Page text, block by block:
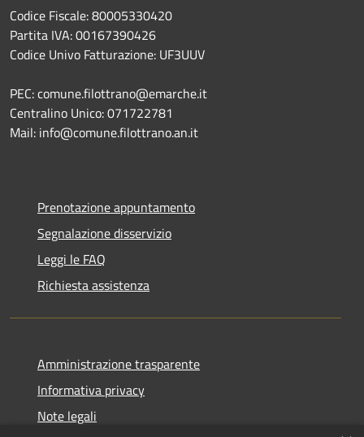
Codice Fiscale: 80005330420
Partita IVA: 00167390426
Codice Univo Fatturazione: UF3UUV
PEC: comune.filottrano@emarche.it
Centralino Unico: 071722781
Mail: info@comune.filottrano.an.it
Prenotazione appuntamento
Segnalazione disservizio
Leggi le FAQ
Richiesta assistenza
Amministrazione trasparente
Informativa privacy
Note legali